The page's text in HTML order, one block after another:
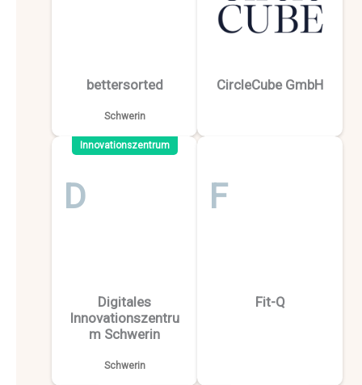
bettersorted
Schwerin
CircleCube GmbH
Innovationszentrum
D
Digitales
Innovationszentru
m Schwerin
Schwerin
F
Fit-Q